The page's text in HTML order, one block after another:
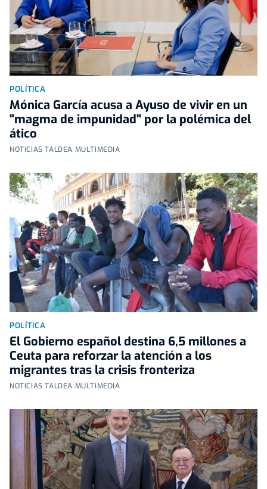
POLÍTICA
Mónica García acusa a Ayuso de vivir en un
"magma de impunidad" por la polémica del
ático
NOTICIAS TALDEA MULTIMEDIA
POLÍTICA
El Gobierno español destina 6,5 millones a
Ceuta para reforzar la atención a los
migrantes tras la crisis fronteriza
NOTICIAS TALDEA MULTIMEDIA